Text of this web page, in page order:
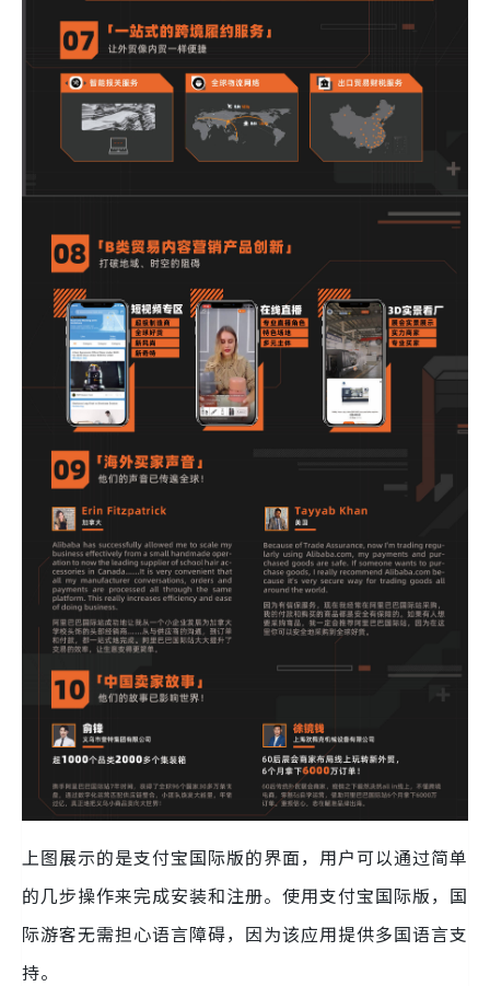
上图展示的是支付宝国际版的界面，用户可以通过简单
的几步操作来完成安装和注册。使用支付宝国际版，国
际游客无需担心语言障碍，因为该应用提供多国语言支
持。